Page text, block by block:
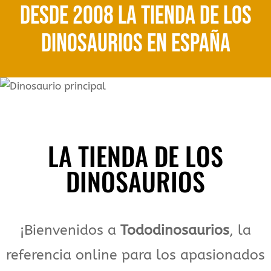
desde 2008 la tienda de los
dinosaurios en españa
LA TIENDA DE LOS
DINOSAURIOS
¡Bienvenidos a Tododinosaurios, la
referencia online para los apasionados